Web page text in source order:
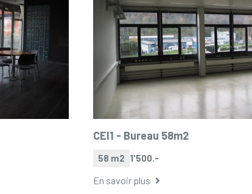
CEI1 - Bureau 58m2
58 m2 1'500.-
En savoir plus